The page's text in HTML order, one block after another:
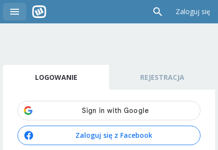
Zaloguj się
LOGOWANIE REJESTRACJA
Zaloguj się z Facebook